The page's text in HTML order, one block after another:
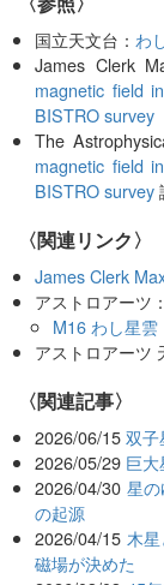
国立天文台： わ
James Clerk
magnetic field
BISTRO survey
The
magnetic field
BISTRO survey
〈関連リンク〉
James Clerk
アストロアーツ：
M16 わし星雲
アストロアーツ
関連記事
2026/06/15 双子
2026/05/29 巨
2026/04/30 星
の起源
2026/04/15 木
磁場が決めた